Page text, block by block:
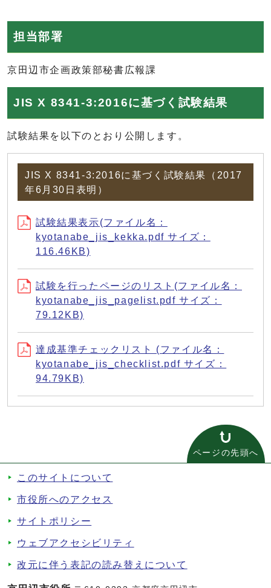
担当部署
京田辺市企画政策部秘書広報課
JIS X 8341-3:2016に基づく試験結果
試験結果を以下のとおり公開します。
JIS X 8341-3:2016に基づく試験結果（2017
年6月30日表明）
試験結果表示(ファイル名：
kyotanabe_jis_kekka.pdf サイズ：
116.46KB)
試験を行ったページのリスト(ファイル名：
kyotanabe_jis_pagelist.pdf サイズ：
79.12KB)
達成基準チェックリスト (ファイル名：
kyotanabe_jis_checklist.pdf サイズ：
94.79KB)
ページの先頭へ
このサイトについて
市役所へのアクセス
サイトポリシー
ウェブアクセシビリティ
改元に伴う表記の読み替えについて